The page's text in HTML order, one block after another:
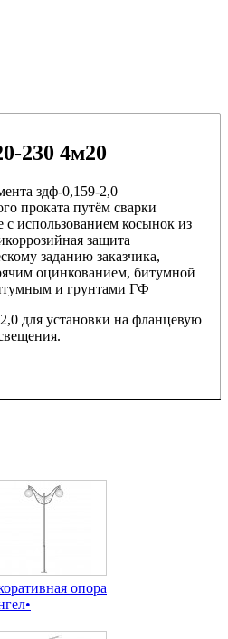
230 4м20
здф-0,159-2,0
проката путём сварки
с использованием косынок из
защита
заданию заказчика,
оцинкованием, битумной
и грунтами ГФ
для установки на фланцевую
опора